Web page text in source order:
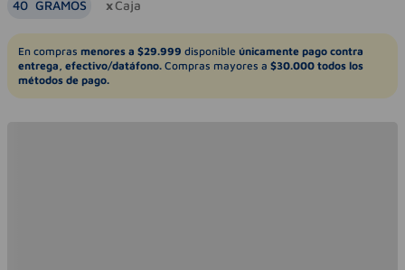
40 GRAMOS Caja
En compras menores a $29.999 disponible únicamente pago contra
entrega, efectivo/datáfono. Compras mayores a $30.000 todos los
métodos de pago.